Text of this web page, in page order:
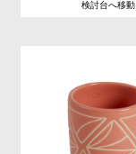
検討台へ移動